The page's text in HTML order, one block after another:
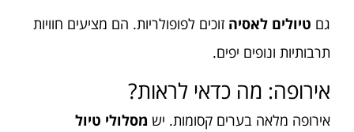
גם טיולים לאסיה זוכים לפופולריות. הם מציעים חוויות
תרבותיות ונופים יפים.
אירופה: מה כדאי לראות?
אירופה מלאה בערים קסומות. יש מסלולי טיול